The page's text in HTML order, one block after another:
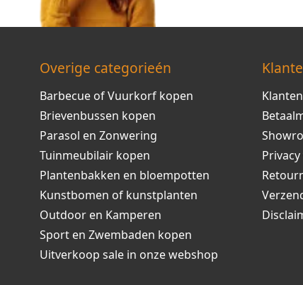
Overige categorieén
Barbecue of Vuurkorf kopen
Brievenbussen kopen
Parasol en Zonwering
Tuinmeubilair kopen
Plantenbakken en bloempotten
Kunstbomen of kunstplanten
Outdoor en Kamperen
Sport en Zwembaden kopen
Uitverkoop sale in onze webshop